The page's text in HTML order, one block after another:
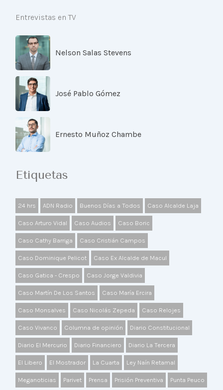
Entrevistas en TV
Nelson Salas Stevens
José Pablo Gómez
Ernesto Muñoz Chambe
Etiquetas
24 hrs ADN Radio Buenos Días a Todos Caso Alcalde Laja
Caso Arturo Vidal Caso Audios Caso Boric
Caso Cathy Barriga Caso Cristián Campos
Caso Dominique Pelicot Caso Ex Alcalde de Macul
Caso Gatica - Crespo Caso Jorge Valdivia
Caso Martín De Los Santos Caso María Ercira
Caso Monsalves Caso Nicolás Zepeda Caso Relojes
Caso Vivanco Columna de opinión Diario Constitucional
Diario El Mercurio Diario Financiero Diario La Tercera
El Libero El Mostrador La Cuarta Ley Naín Retamal
Meganoticias Parivet Prensa Prisión Preventiva Punta Peuco